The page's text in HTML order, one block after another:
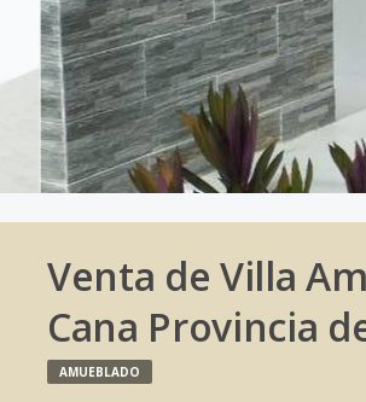
Venta de Villa
Cana Provincia
AMUEBLADO